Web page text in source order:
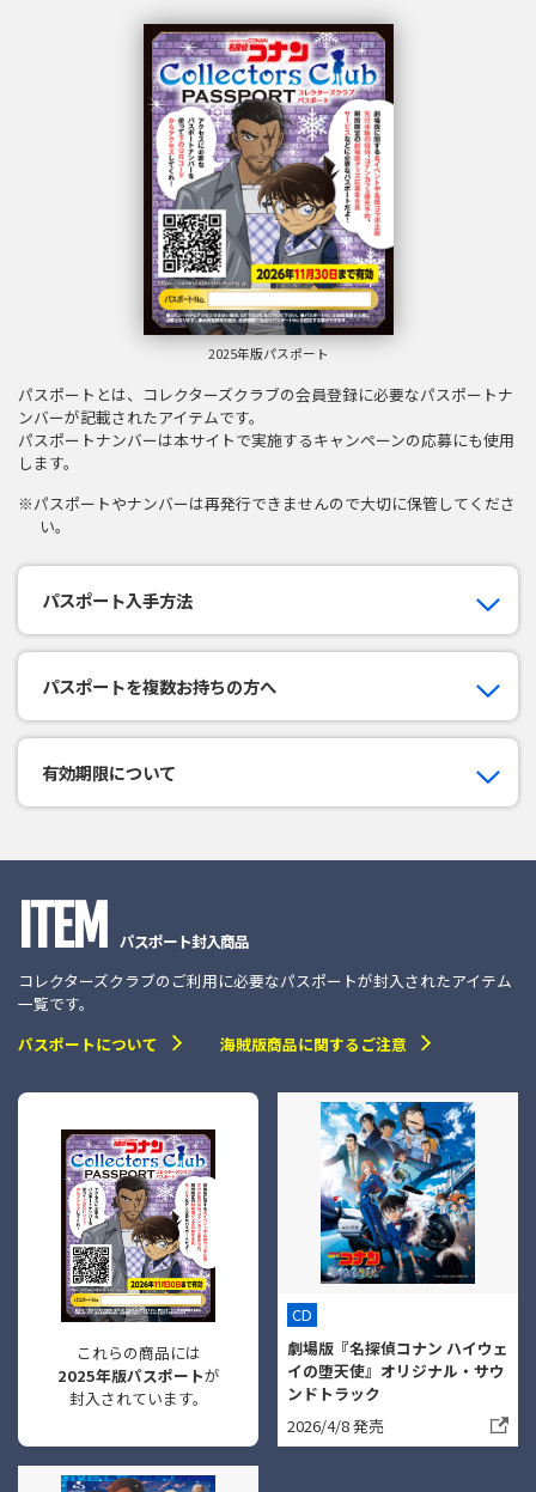
パスポートとは、コレクターズクラブの会員登録に必要なパスポートナ
ンバーが記載されたアイテムです。
パスポートナンバーは本サイトで実施するキャンペーンの応募にも使用
します。
※パスポートやナンバーは再発行できませんので大切に保管してくださ
い。
パスポート入手方法
パスポートを複数お持ちの方へ
有効期限について
2025年版パスポート
ITEM
パスポート封入商品
コレクターズクラブのご利用に必要なパスポートが封入されたアイテム
一覧です。
パスポートについて
海賊版商品に関するご注意
これらの商品には
2025年版パスポートが
封入されています。
CD
劇場版『名探偵コナン ハイウェ
イの堕天使』オリジナル・サウ
ンドトラック
2026/4/8 発売